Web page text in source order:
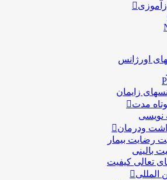
اورژانس
زایمان
مدت
نویسی
ودرمان
رضايت بيمار
بالينی
تعالی کيفيت
المللی